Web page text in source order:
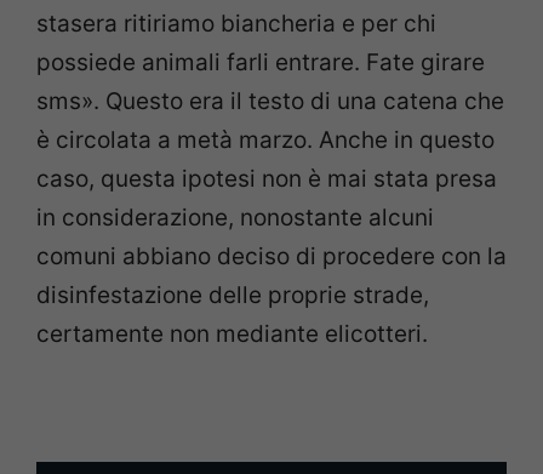
stasera ritiriamo biancheria e per chi
possiede animali farli entrare. Fate girare
sms». Questo era il testo di una catena che
è circolata a metà marzo. Anche in questo
caso, questa ipotesi non è mai stata presa
in considerazione, nonostante alcuni
comuni abbiano deciso di procedere con la
disinfestazione delle proprie strade,
certamente non mediante elicotteri.